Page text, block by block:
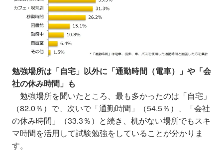
勉強場所は「自宅」以外に「通勤時間（電車）」や「会
社の休み時間」も
勉強場所を聞いたところ、最も多かったのは「自宅」
（82.0％）で、次いで「通勤時間」（54.5％）、「会社
の休み時間」（33.3％）と続き、机がない場所でもスキ
マ時間を活用して試験勉強をしていることが分かりま
す。